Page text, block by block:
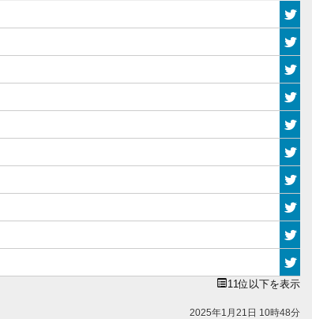
11位以下を表示
2025年1月21日 10時48分